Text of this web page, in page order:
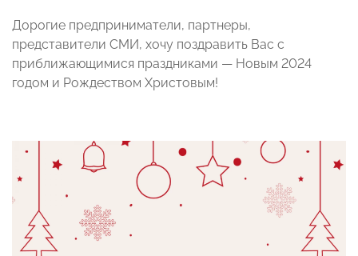
Дорогие предприниматели, партнеры,
представители СМИ, хочу поздравить Вас с
приближающимися праздниками — Новым 2024
годом и Рождеством Христовым!